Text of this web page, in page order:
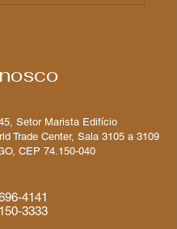
Setor Marista Edifício
Trade Center, Sala 3105 a 3109
CEP 74.150-040​
4141
3333